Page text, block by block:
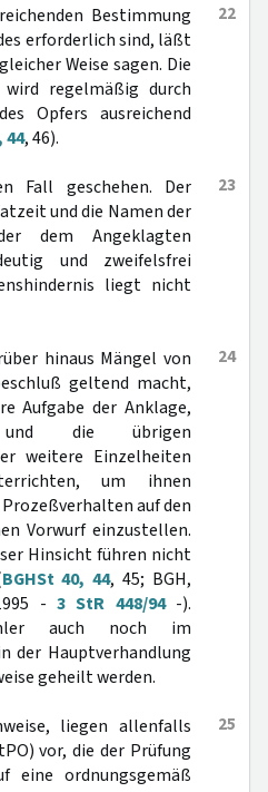
22
Bestimmung
erforderlich sind, läßt
Weise sagen. Die
regelmäßig durch
Opfers ausreichend
44, 46).
23
Fall geschehen. Der
und die Namen der
dem Angeklagten
und zweifelsfrei
liegt nicht
24
hinaus Mängel von
geltend macht,
Aufgabe der Anklage,
die übrigen
weitere Einzelheiten
um ihnen
auf den
Vorwurf einzustellen.
Hinsicht führen nicht
BGHSt 40, 44, 45; BGH,
- 3 StR 448/94-).
auch noch im
der Hauptverhandlung
geheilt werden.
25
liegen allenfalls
vor, die der Prüfung
eine ordnungsgemäß